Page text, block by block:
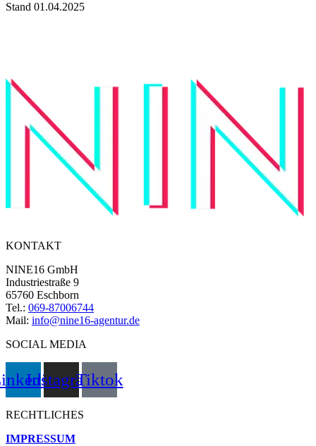
Stand 01.04.2025
KONTAKT
NINE16 GmbH
Industriestraße 9
65760 Eschborn
Tel.: 069-87006744
Mail: info@nine16-agentur.de
SOCIAL MEDIA
InstagramTiktok
RECHTLICHES
IMPRESSUM